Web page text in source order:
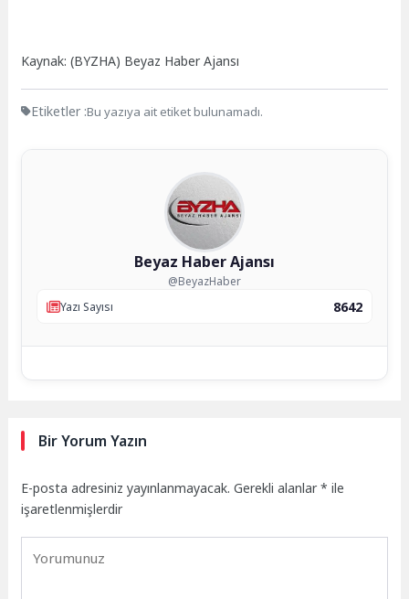
Kaynak: (BYZHA) Beyaz Haber Ajansı
Etiketler :Bu yazıya ait etiket bulunamadı.
Beyaz Haber Ajansı
@BeyazHaber
Yazı Sayısı
8642
Bir Yorum Yazın
E-posta adresiniz yayınlanmayacak. Gerekli alanlar* ile
işaretlenmişlerdir